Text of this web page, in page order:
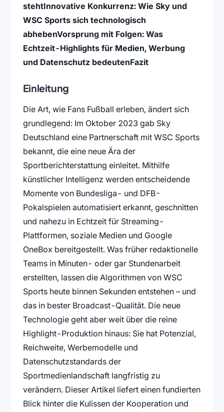
stehtInnovative Konkurrenz: Wie Sky und
WSC Sports sich technologisch
abhebenVorsprung mit Folgen: Was
Echtzeit-Highlights für Medien, Werbung
und Datenschutz bedeutenFazit
Einleitung
Die Art, wie Fans Fußball erleben, ändert sich
grundlegend: Im Oktober 2023 gab Sky
Deutschland eine Partnerschaft mit WSC Sports
bekannt, die eine neue Ära der
Sportberichterstattung einleitet. Mithilfe
künstlicher Intelligenz werden entscheidende
Momente von Bundesliga- und DFB-
Pokalspielen automatisiert erkannt, geschnitten
und nahezu in Echtzeit für Streaming-
Plattformen, soziale Medien und Google
OneBox bereitgestellt. Was früher redaktionelle
Teams in Minuten- oder gar Stundenarbeit
erstellten, lassen die Algorithmen von WSC
Sports heute binnen Sekunden entstehen – und
das in bester Broadcast-Qualität. Die neue
Technologie geht aber weit über die reine
Highlight-Produktion hinaus: Sie hat Potenzial,
Reichweite, Werbemodelle und
Datenschutzstandards der
Sportmedienlandschaft langfristig zu
verändern. Dieser Artikel liefert einen fundierten
Blick hinter die Kulissen der Kooperation und